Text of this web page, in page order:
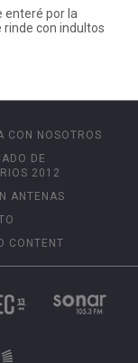
enteré por la
rinde con indultos
CON NOSOTROS
DE
2012
ANTENAS
CONTENT